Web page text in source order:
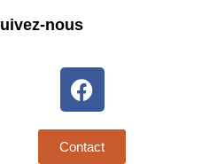
nous
Contact